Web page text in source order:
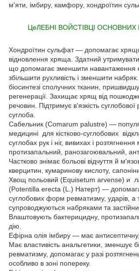
м'яти, імбиру, камфору, хондроїтин
ЦеЛЕБНІ ВОЙСТІВЦІ
Хондроїтин сульфат— допомагає
відновлення хряща. Здатний
що допомагає зменшити навантаження
збільшити рухливість і зменшити
біосинтезі сполучних тканин,
регенерації. Захищає хрящ від
речовин. Підтримує в'язкість
суглоба.
Сабельник (Comarum palustre) —
медицині для кістково-суглобових
суглобах рук і ніг, вивихах і розтягнення
протизапальний, ранозагоювальний,
Частково знімає больові відчуття й
кверцитин, кумаринову кислоту,
Хвощ польовий (Equisetum arvense) и
(Potentilla erecta (L.) Натерт) —
суглобових форм ревматизму, ударів, а
супроводжуються набряками та
Влаштовують бактерицидну,
дію.
Ефірна олія імбиру — має антисептичну,
Має властивість анальгетики, зменшує
ревматизму, допомагає у разі
особливо в зоні попереку.